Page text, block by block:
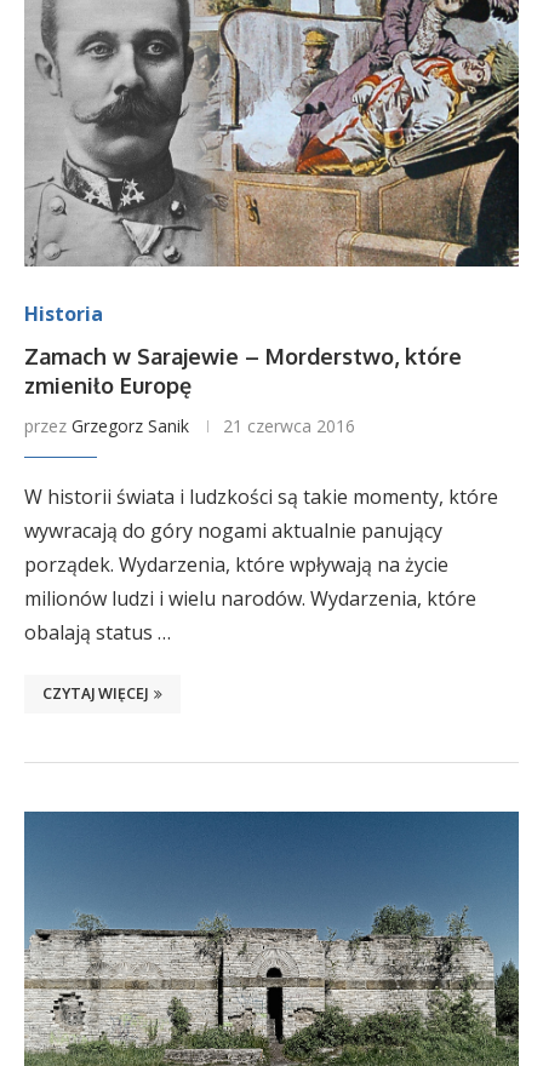
Historia
Zamach w Sarajewie – Morderstwo, które
zmieniło Europę
przez Grzegorz Sanik 21 czerwca 2016
W historii świata i ludzkości są takie momenty, które
wywracają do góry nogami aktualnie panujący
porządek. Wydarzenia, które wpływają na życie
milionów ludzi i wielu narodów. Wydarzenia, które
obalają status …
CZYTAJ WIĘCEJ